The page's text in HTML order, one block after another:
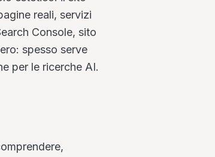
reali, servizi
Console, sito
spesso serve
per le ricerche AI.